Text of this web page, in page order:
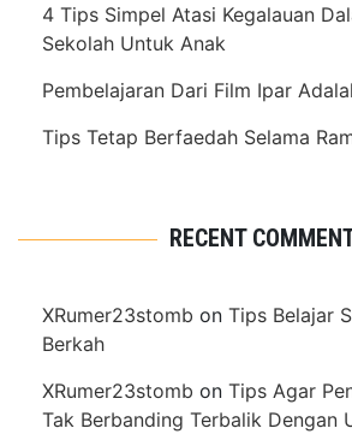
4 Tips Simpel Atasi Kegalauan
Sekolah Untuk Anak
Pembelajaran Dari Film Ipar
Tips Tetap Berfaedah Selama
RECENT
XRumer23stomb on Tips Belajar
Berkah
XRumer23stomb on Tips Agar
Tak Berbanding Terbalik Dengan